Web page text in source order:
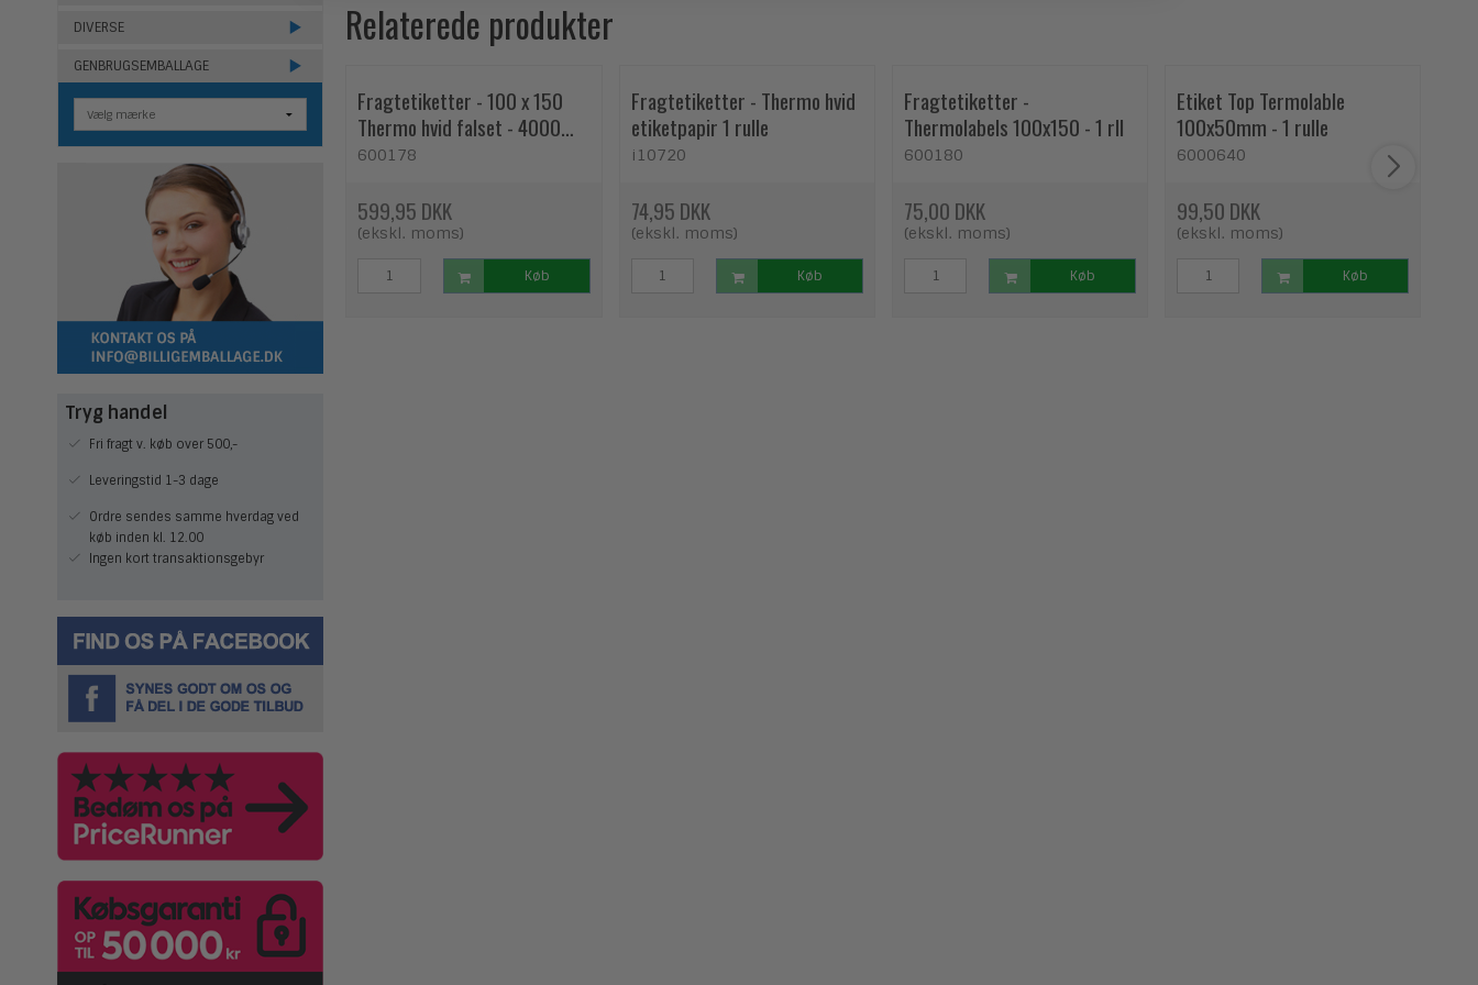
DIVERSE
GENBRUGSEMBALLAGE
Tryg handel
Fri fragt v. køb over 500,-
Leveringstid 1-3 dage
Ordre sendes samme hverdag ved
køb inden kl. 12.00
Ingen kort transaktionsgebyr
Relaterede produkter
Fragtetiketter - 100 x 150
Thermo hvid falset - 4000
stk
600178
599,95 DKK
(ekskl. moms)
Køb
Fragtetiketter - Thermo hvid
etiketpapir 1 rulle
i10720
74,95 DKK
(ekskl. moms)
Køb
Fragtetiketter -
Thermolabels 100x150 - 1 rll
600180
75,00 DKK
(ekskl. moms)
Køb
Etiket Top Termolable
100x50mm - 1 rulle
6000640
99,50 DKK
(ekskl. moms)
Køb